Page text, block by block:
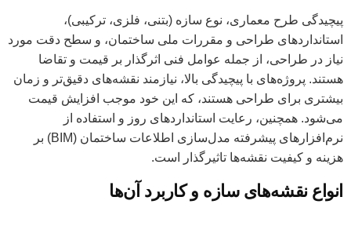
پیچیدگی طرح معماری، نوع سازه (بتنی، فلزی، ترکیبی)،
استانداردهای طراحی و مقررات ملی ساختمان، و سطح دقت مورد
نیاز در طراحی، از جمله عوامل فنی اثرگذار بر قیمت و تقاضا
هستند. پروژه‌های با پیچیدگی بالا، نیازمند نقشه‌های دقیق‌تر و زمان
بیشتری برای طراحی هستند، که این خود موجب افزایش قیمت
می‌شود. همچنین، رعایت استانداردهای روز و استفاده از
نرم‌افزارهای پیشرفته مدل‌سازی اطلاعات ساختمان (BIM) بر
هزینه و کیفیت نقشه‌ها تاثیرگذار است.
انواع نقشه‌های سازه و کاربرد آن‌ها